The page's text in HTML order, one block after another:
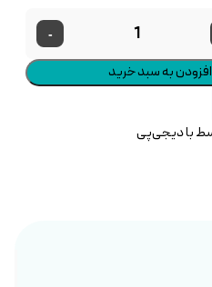
-
افزودن به سبد خرید